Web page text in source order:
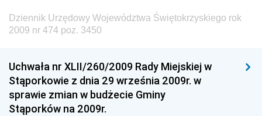
Dziennik Urzędowy Ministra Transportu, Budownictwa
i Gospodarki Morskiej
Dziennik Urzędowy Ministra Spraw Zagranicznych
Dziennik Urzędowy Centralnego Biura
Antykorupcyjnego
Dziennik Urzędowy Województwa Świętokrzyskiego rok
2009 nr 474 poz. 3450
Uchwała nr XLII/260/2009 Rady Miejskiej w
Stąporkowie z dnia 29 września 2009r. w
sprawie zmian w budżecie Gminy
Stąporków na 2009r.